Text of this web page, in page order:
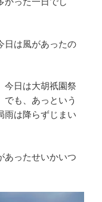
日は風があったの
今日は大胡祇園祭
でも、あっという
雨は降らずじまい
あったせいかいつ